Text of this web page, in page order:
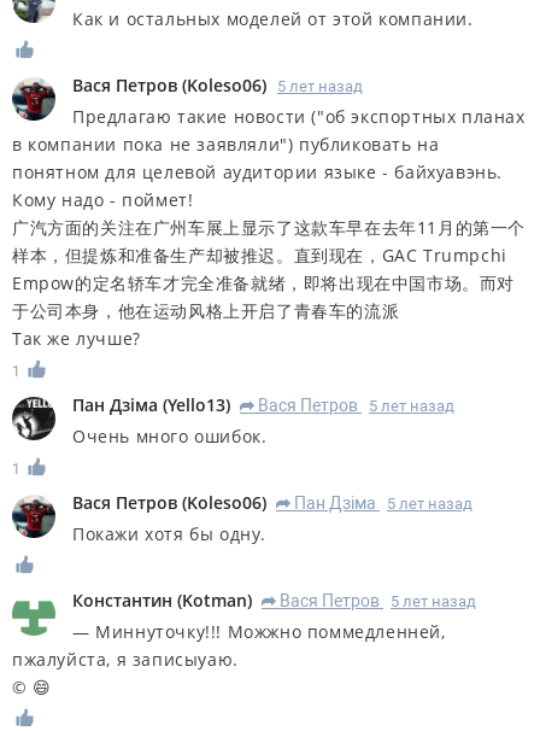
Как и остальных моделей от этой компании.
Вася Петров (Koleso06) 5 лет назад
Предлагаю такие новости ("об экспортных планах
в компании пока не заявляли") публиковать на
понятном для целевой аудитории языке - байхуавэнь.
Кому надо - поймет!
广汽方面的关注在广州车展上显示了这款车早在去年11月的第一个
样本，但提炼和准备生产却被推迟。直到现在，GAC Trumpchi
Empow的定名轿车才完全准备就绪，即将出现在中国市场。而对
于公司本身，他在运动风格上开启了青春车的流派
Так же лучше?
1
Пан Дзiма (Yello13) R Вася Петров 5 лет назад
Очень много ошибок.
1
Вася Петров (Koleso06) R Пан Дзiма 5 лет назад
Покажи хотя бы одну.
Константин (Kotman) R Вася Петров 5 лет назад
— Миннуточку!!! Можжно поммедленней,
пжалуйста, я записыуаю.
© 😄